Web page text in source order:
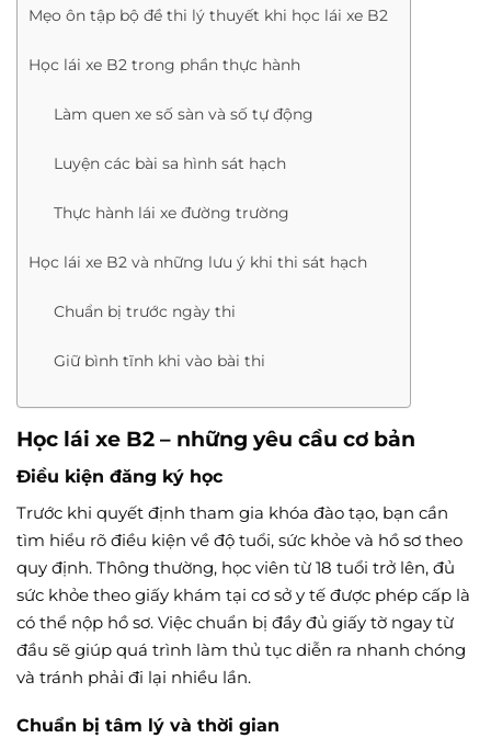
Mẹo ôn tập bộ đề thi lý thuyết khi học lái xe B2
Học lái xe B2 trong phần thực hành
Làm quen xe số sàn và số tự động
Luyện các bài sa hình sát hạch
Thực hành lái xe đường trường
Học lái xe B2 và những lưu ý khi thi sát hạch
Chuẩn bị trước ngày thi
Giữ bình tĩnh khi vào bài thi
Học lái xe B2 – những yêu cầu cơ bản
Điều kiện đăng ký học
Trước khi quyết định tham gia khóa đào tạo, bạn cần
tìm hiểu rõ điều kiện về độ tuổi, sức khỏe và hồ sơ theo
quy định. Thông thường, học viên từ 18 tuổi trở lên, đủ
sức khỏe theo giấy khám tại cơ sở y tế được phép cấp là
có thể nộp hồ sơ. Việc chuẩn bị đầy đủ giấy tờ ngay từ
đầu sẽ giúp quá trình làm thủ tục diễn ra nhanh chóng
và tránh phải đi lại nhiều lần.
Chuẩn bị tâm lý và thời gian